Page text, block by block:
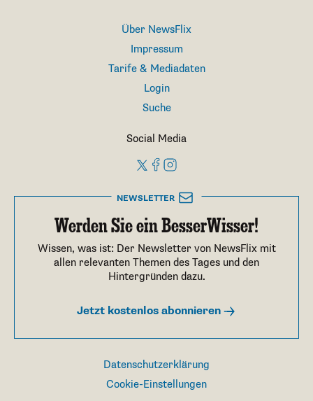
Über NewsFlix
Impressum
Tarife & Mediadaten
Login
Suche
Social Media
NEWSLETTER
Werden Sie ein BesserWisser!
Wissen, was ist: Der Newsletter von NewsFlix mit
allen relevanten Themen des Tages und den
Hintergründen dazu.
Jetzt kostenlos abonnieren
Datenschutzerklärung
Cookie-Einstellungen